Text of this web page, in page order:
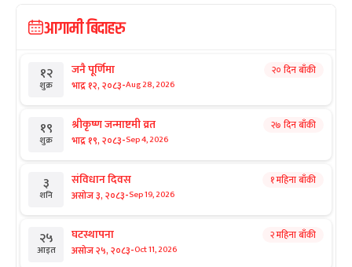
आगामी बिदाहरु
१२
शुक्र
जनै पूर्णिमा
भाद्र १२, २०८३-Aug 28, 2026
२० दिन बाँकी
१९
शुक्र
श्रीकृष्ण जन्माष्टमी व्रत
भाद्र १९, २०८३-Sep 4, 2026
२७ दिन बाँकी
३
शनि
संविधान दिवस
असोज ३, २०८३-Sep 19, 2026
१ महिना बाँकी
२५
आइत
घटस्थापना
असोज २५, २०८३-Oct 11, 2026
२ महिना बाँकी